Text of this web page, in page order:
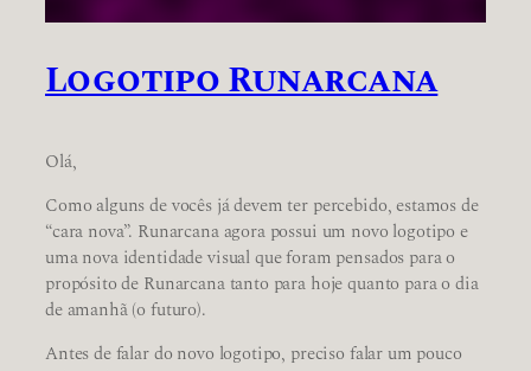
Logotipo Runarcana
Olá,
Como alguns de vocês já devem ter percebido, estamos de
“cara nova”. Runarcana agora possui um novo logotipo e
uma nova identidade visual que foram pensados para o
propósito de Runarcana tanto para hoje quanto para o dia
de amanhã (o futuro).
Antes de falar do novo logotipo, preciso falar um pouco